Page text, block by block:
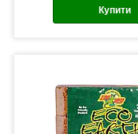
Купити